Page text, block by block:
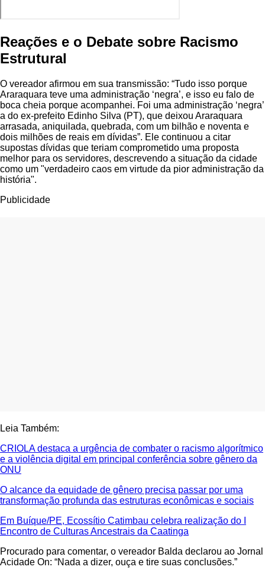
Reações e o Debate sobre Racismo
Estrutural
O vereador afirmou em sua transmissão: “Tudo isso porque
Araraquara teve uma administração ‘negra’, e isso eu falo de
boca cheia porque acompanhei. Foi uma administração ‘negra’
a do ex-prefeito Edinho Silva (PT), que deixou Araraquara
arrasada, aniquilada, quebrada, com um bilhão e noventa e
dois milhões de reais em dívidas”. Ele continuou a citar
supostas dívidas que teriam comprometido uma proposta
melhor para os servidores, descrevendo a situação da cidade
como um "verdadeiro caos em virtude da pior administração da
história".
Publicidade
Leia Também:
CRIOLA destaca a urgência de combater o racismo algorítmico
e a violência digital em principal conferência sobre gênero da
ONU
O alcance da equidade de gênero precisa passar por uma
transformação profunda das estruturas econômicas e sociais
Em Buíque/PE, Ecossítio Catimbau celebra realização do I
Encontro de Culturas Ancestrais da Caatinga
Procurado para comentar, o vereador Balda declarou ao Jornal
Acidade On: “Nada a dizer, ouça e tire suas conclusões.”